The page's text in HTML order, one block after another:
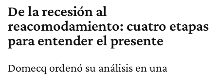
De la recesión al
reacomodamiento: cuatro etapas
para entender el presente
Domecq ordenó su análisis en una